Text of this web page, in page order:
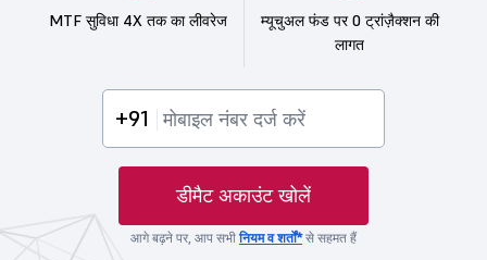
MTF सुविधा 4X तक का लीवरेज
म्यूचुअल फंड पर 0 ट्रांज़ैक्शन की
लागत
+91
डीमैट अकाउंट खोलें
आगे बढ़ने पर, आप सभीनियम व शर्तों*से सहमत हैं